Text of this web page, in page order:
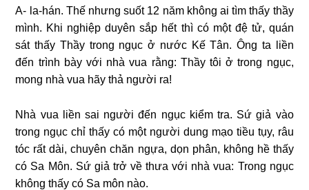
A- la-hán. Thế nhưng suốt 12 năm không ai tìm thấy thầy
mình. Khi nghiệp duyên sắp hết thì có một đệ tử, quán
sát thấy Thầy trong ngục ở nước Kế Tân. Ông ta liền
đến trình bày với nhà vua rằng: Thầy tôi ở trong ngục,
mong nhà vua hãy thả người ra!
Nhà vua liền sai người đến ngục kiểm tra. Sứ giả vào
trong ngục chỉ thấy có một người dung mạo tiều tụy, râu
tóc rất dài, chuyên chăn ngựa, dọn phân, không hề thấy
có Sa Môn. Sứ giả trở về thưa với nhà vua: Trong ngục
không thấy có Sa môn nào.